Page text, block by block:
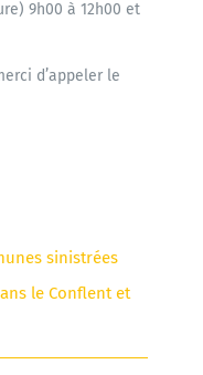
9h00 à 12h00 et
d’appeler le
sinistrées
le Conflent et